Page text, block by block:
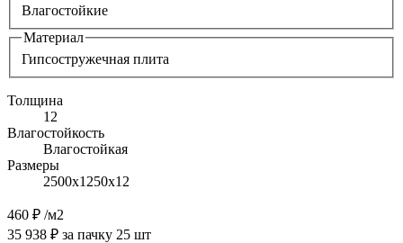
Влагостойкие
Материал
Гипсостружечная плита
Толщина
12
Влагостойкость
Влагостойкая
Размеры
2500х1250х12
460 ₽ /м2
35 938 ₽ за пачку 25 шт